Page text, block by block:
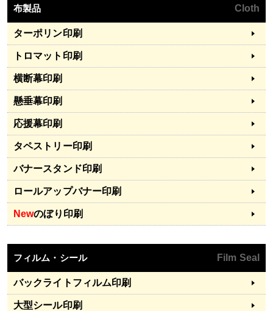
布製品 Cloth
ターポリン印刷
トロマット印刷
横断幕印刷
懸垂幕印刷
応援幕印刷
タペストリー印刷
バナースタンド印刷
ロールアップバナー印刷
Newのぼり印刷
フィルム・シール Film Seal
バックライトフィルム印刷
大型シール印刷